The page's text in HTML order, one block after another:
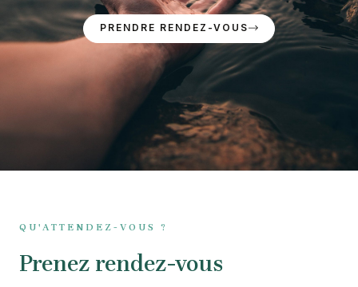
PRENDRE RENDEZ-VOUS
QU'ATTENDEZ-VOUS ?
Prenez rendez-vous